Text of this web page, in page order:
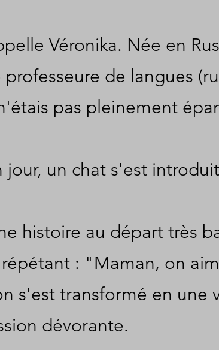
Véronika. Née en
de langues
pas pleinement
jour, un chat s'est
histoire au départ très
: "Maman, on
s'est transformé en une
dévorante.